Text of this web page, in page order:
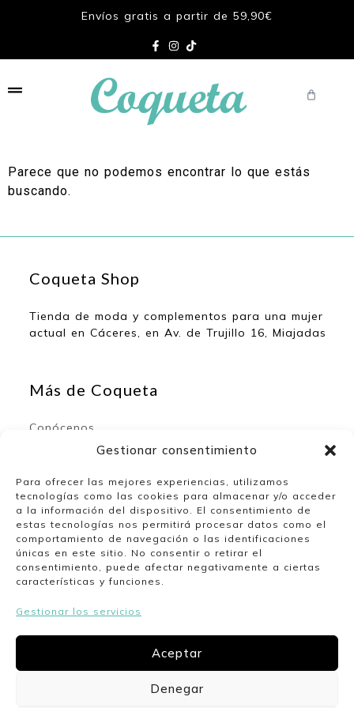
Gestionar consentimiento
Para ofrecer las mejores experiencias, utilizamos
tecnologías como las cookies para almacenar y/o acceder
a la información del dispositivo. El consentimiento de
estas tecnologías nos permitirá procesar datos como el
comportamiento de navegación o las identificaciones
únicas en este sitio. No consentir o retirar el
consentimiento, puede afectar negativamente a ciertas
características y funciones.
Gestionar los servicios
Aceptar
Denegar
Envíos gratis a partir de 59,90€
Parece que no podemos encontrar lo que estás
buscando.
Coqueta Shop
Tienda de moda y complementos para una mujer
actual en Cáceres, en Av. de Trujillo 16, Miajadas
Más de Coqueta
Conócenos
Mi espacio
Mi cuenta
Lista de deseos
Nuestro horario
Lunes a viernes de 10:00 a 13:30 y de 17:00 a
20:00. Sábados de 10:00 a 14:00.